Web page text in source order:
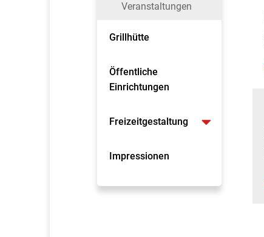
Veranstaltungen
Grillhütte
Öffentliche
Einrichtungen
Freizeitgestaltung
Impressionen